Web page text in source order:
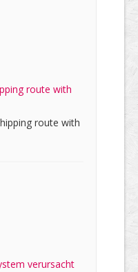
route with
route with
verursacht